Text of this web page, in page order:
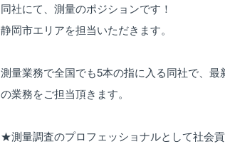
同社にて、測量のポジションです！
静岡市エリアを担当いただきます。
測量業務で全国でも5本の指に入る同社で、
の業務をご担当頂きます。
★測量調査のプロフェッショナルとして社会